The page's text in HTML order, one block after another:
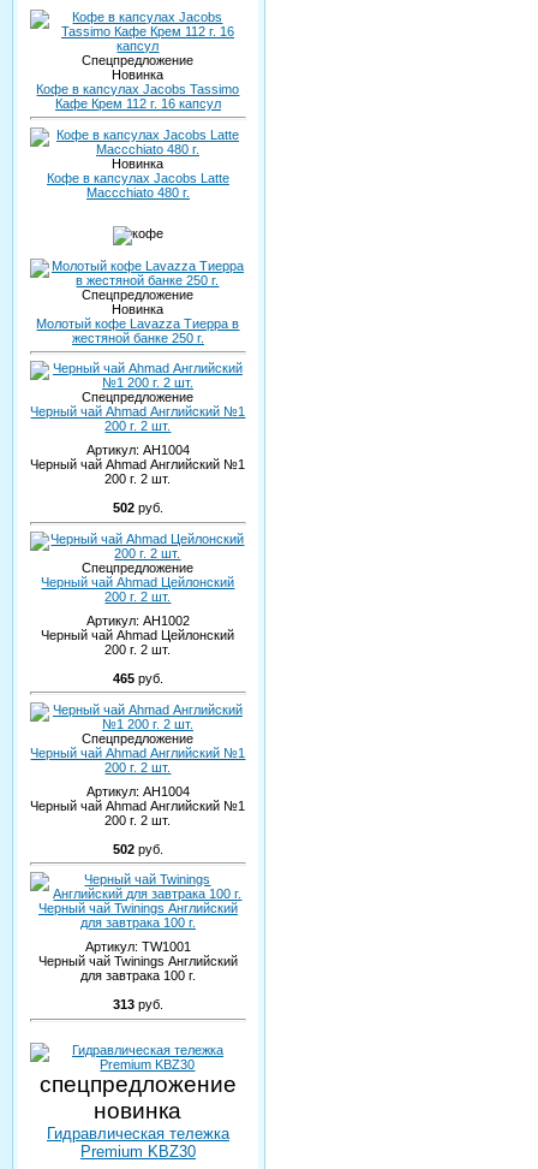
Спецпредложение
Новинка
Кофе в капсулах Jacobs Tassimo
Кафе Крем 112 г. 16 капсул
Новинка
Кофе в капсулах Jacobs Latte
Maccchiato 480 г.
Спецпредложение
Новинка
Молотый кофе Lavazza Тиерра в
жестяной банке 250 г.
Спецпредложение
Черный чай Ahmad Английский №1
200 г. 2 шт.
Артикул: AH1004
Черный чай Ahmad Английский №1
200 г. 2 шт.
502 руб.
Спецпредложение
Черный чай Ahmad Цейлонский
200 г. 2 шт.
Артикул: AH1002
Черный чай Ahmad Цейлонский
200 г. 2 шт.
465 руб.
Спецпредложение
Черный чай Ahmad Английский №1
200 г. 2 шт.
Артикул: AH1004
Черный чай Ahmad Английский №1
200 г. 2 шт.
502 руб.
Черный чай Twinings Английский
для завтрака 100 г.
Артикул: TW1001
Черный чай Twinings Английский
для завтрака 100 г.
313 руб.
спецпредложение
новинка
Гидравлическая тележка
Premium KBZ30